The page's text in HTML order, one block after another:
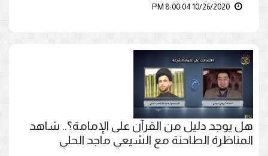
هل يوجد دليل من القرآن على الإمامة؟.. شاهد
المناظرة الطاحنة مع الشيعي ماجد الحلي